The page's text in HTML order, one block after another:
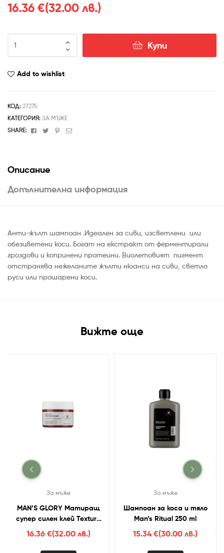
16.36 €(32.00 лв.)
Купи
Add to wishlist
КОД: 27275
КАТЕГОРИЯ: ЗА МЪЖЕ
SHARE:
FacebookTwitterPinterest
Email
Описание
Допълнителна информация
Анти-жълт шампоан .Идеален за сиви, изсветлени или
обезцветени коси. Богат на екстракт от ферментирали
гроздови и копринени протеини. Виолетовият пигмент
отстранява нежеланите жълти нюанси на сиви, светло
руси или прошарени коси.
Вижте още
За мъже
MAN’S GLORY Матиращ
супер силен клей Texture
clay 75 мл.
16.36 €(32.00 лв.)
За мъже
Шампоан за коса и тяло
Man’s Ritual 250 ml
15.34 €(30.00 лв.)